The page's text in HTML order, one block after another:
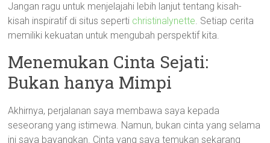
Jangan ragu untuk menjelajahi lebih lanjut tentang kisah-
kisah inspiratif di situs seperti christinalynette. Setiap cerita
memiliki kekuatan untuk mengubah perspektif kita.
Menemukan Cinta Sejati:
Bukan hanya Mimpi
Akhirnya, perjalanan saya membawa saya kepada
seseorang yang istimewa. Namun, bukan cinta yang selama
ini saya bayangkan. Cinta yang saya temukan sekarang